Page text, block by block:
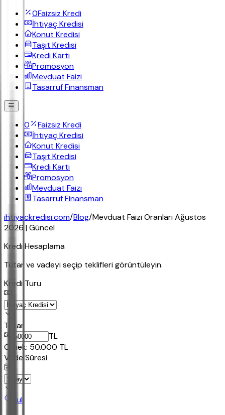
0Faizsiz Kredi
İhtiyaç Kredisi
Konut Kredisi
Taşıt Kredisi
Kredi Kartı
Promosyon
Mevduat Faizi
Tasarruf Finansman
0
Faizsiz Kredi
İhtiyaç Kredisi
Konut Kredisi
Taşıt Kredisi
Kredi Kartı
Promosyon
Mevduat Faizi
Tasarruf Finansman
ihtiyackredisi.com/Blog/Mevduat Faizi Oranları Ağustos
2026 | Güncel
Kredi Hesaplama
Tutar ve vadeyi seçip teklifleri görüntüleyin.
Kredi Turu
Tutar
TL
Ornek: 50.000 TL
Vade Süresi
Bul